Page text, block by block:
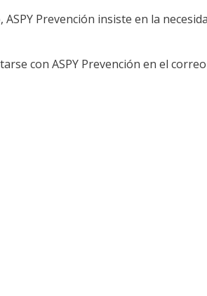
Prevención insiste en la
con ASPY Prevención en el correo